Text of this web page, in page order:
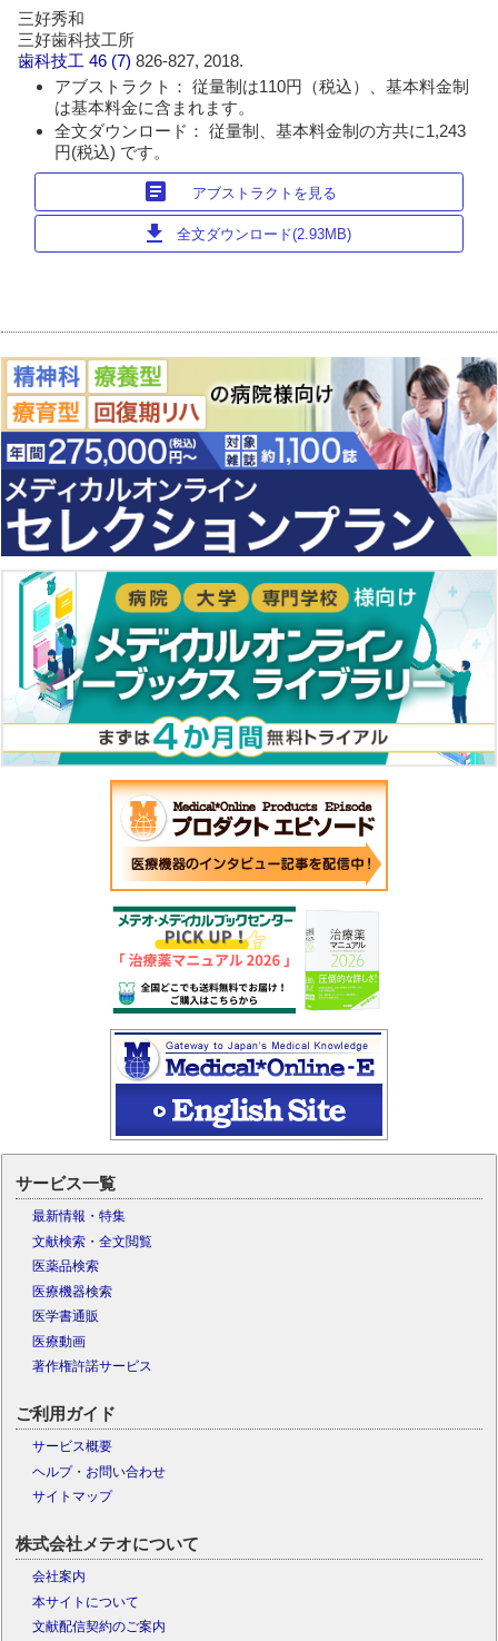
三好秀和
三好歯科技工所
歯科技工 46 (7)826-827, 2018.
アブストラクト： 従量制は110円（税込）、基本料金制
は基本料金に含まれます。
全文ダウンロード： 従量制、基本料金制の方共に1,243
円(税込) です。
article アブストラクトを見る
download 全文ダウンロード(2.93MB)
サービス一覧
最新情報・特集
文献検索・全文閲覧
医薬品検索
医療機器検索
医学書通販
医療動画
著作権許諾サービス
ご利用ガイド
サービス概要
ヘルプ・お問い合わせ
サイトマップ
株式会社メテオについて
会社案内
本サイトについて
文献配信契約のご案内